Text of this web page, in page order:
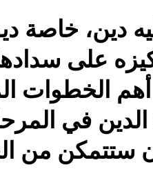
دين، خاصة
على
الخطوات
في
ستتمكن من